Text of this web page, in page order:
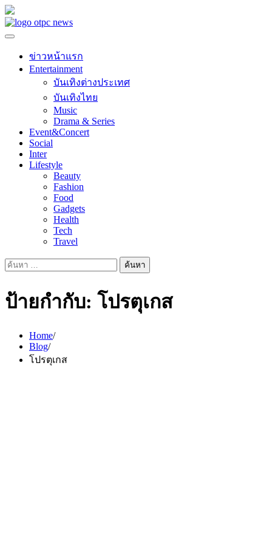
Skip
to
ข่าวหน้าแรก
Entertainment
บันเทิงต่างประเทศ
บันเทิงไทย
Music
Drama & Series
Event&Concert
Social
Inter
Lifestyle
Beauty
Fashion
Food
Gadgets
Health
Tech
Travel
ค้นหา
ป้ายกำกับ: โปรตุเกส
Home
Blog
โปรตุเกส